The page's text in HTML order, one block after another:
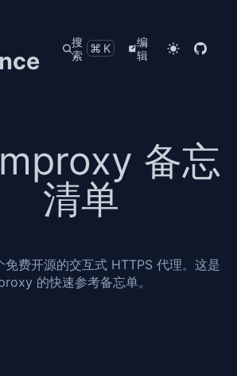
搜
索
⌘K
编
辑
备忘
清单
免费开源的交互式 HTTPS 代理。这是
的快速参考备忘单。